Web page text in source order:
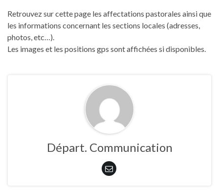
Retrouvez sur cette page les affectations pastorales ainsi que
les informations concernant les sections locales (adresses,
photos, etc…).
Les images et les positions gps sont affichées si disponibles.
Départ. Communication